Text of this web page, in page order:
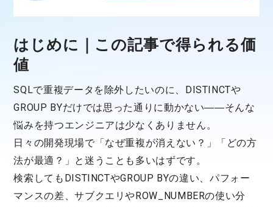
はじめに｜この記事で得られる価
値
SQLで重複データを除外したいのに、DISTINCTや
GROUP BYだけでは思った通りに動かない――そんな
悩みを持つエンジニアは少なくありません。
日々の開発現場で「なぜ重複が消えない？」「どの方
法が最適？」と迷うことも多いはずです。
検索してもDISTINCTやGROUP BYの違い、パフォー
マンスの差、サブクエリやROW_NUMBERの使い分